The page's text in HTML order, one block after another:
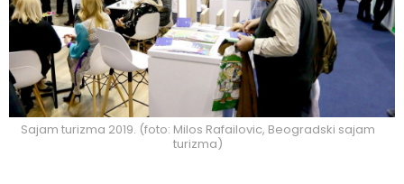
Sajam turizma 2019. (foto: Milos Rafailovic, Beogradski sajam
turizma)